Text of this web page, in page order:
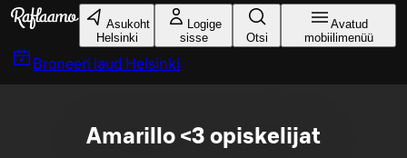
Liigu peamise sisu juurde
Asukoht
Helsinki
Logige
sisse
Otsi
Avatud
mobiilimenüü
Broneeri laud Helsinki
Amarillo <3 opiskelijat